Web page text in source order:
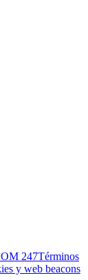
247Términos
y web beacons